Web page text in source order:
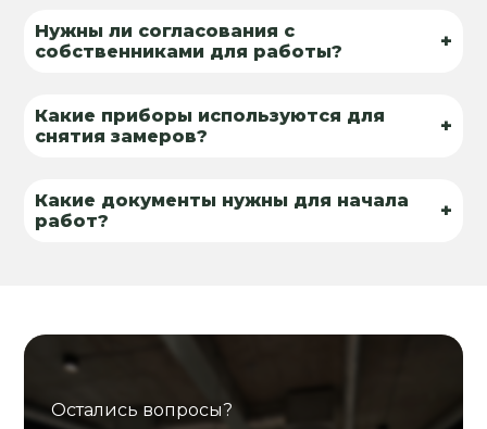
Нужны ли согласования с
собственниками для работы?
+
Какие приборы используются для
снятия замеров?
+
Какие документы нужны для начала
работ?
+
Остались вопросы?